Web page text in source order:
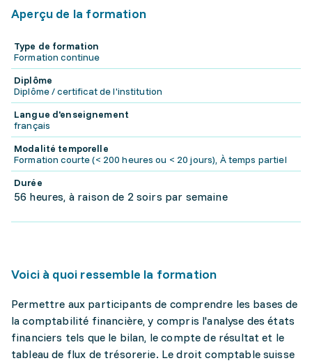
Aperçu de la formation
Type de formation
Formation continue
Diplôme
Diplôme / certificat de l'institution
Langue d'enseignement
français
Modalité temporelle
Formation courte (< 200 heures ou < 20 jours), À temps partiel
Durée
56 heures, à raison de 2 soirs par semaine
Voici à quoi ressemble la formation
Permettre aux participants de comprendre les bases de
la comptabilité financière, y compris l'analyse des états
financiers tels que le bilan, le compte de résultat et le
tableau de flux de trésorerie. Le droit comptable suisse